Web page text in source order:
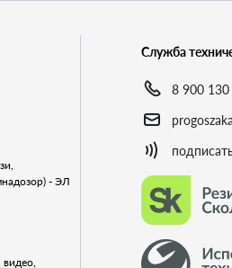
- ЭЛ
видео,
Служба
8 900